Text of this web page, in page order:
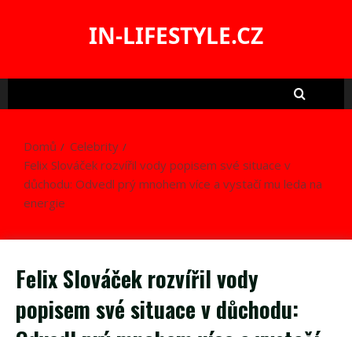
IN-LIFESTYLE.CZ
Domů
Celebrity
Felix Slováček rozvířil vody popisem své situace v
důchodu: Odvedl prý mnohem více a vystačí mu leda na
energie
Felix Slováček rozvířil vody
popisem své situace v důchodu: